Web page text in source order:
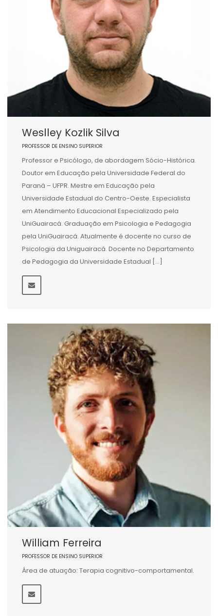
Weslley Kozlik Silva
PROFESSOR DE ENSINO SUPERIOR
Professor e Psicólogo, de abordagem Sócio-Histórica.
Doutor em Educação pela Universidade Federal do
Paraná – UFPR. Mestre em Educação pela
Universidade Estadual do Centro-Oeste. Especialista
em Atendimento Educacional Especializado pela
UniGuairacá. Graduação em Psicologia e Pedagogia
pela UniGuairacá. Atualmente é docente no curso de
Psicologia da Uniguairacá. Docente no Departamento
de Pedagogia da Universidade Estadual […]
William Ferreira
PROFESSOR DE ENSINO SUPERIOR
Área de atuação: Terapia cognitivo-comportamental.